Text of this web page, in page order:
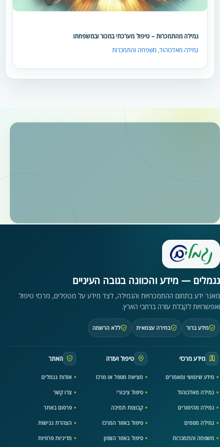
גמילה מהתמכרות – טיפול מערכתי במכור ובמשפחתו
גמילה מאלכוהול, משפחה והתמכרות
נגמלים — מידע והכוונה בגובה העיניים
מאגר ידע בתחום ההתמכרויות והגמילה, לצד מידע על מטפלים, מרכזי טיפול
ואפשרויות לקבלת עזרה ברחבי הארץ.
מידע ברור בחירה עצמאית ללא הרשמה
מידע מרכזי
מידע שימושי ומאמרים
גמילה מאלכוהול
גמילה מהימורים
גמילה מסמים
משפחה והתמכרות
טיפול ועזרה
מציאת מטפל או מרכז
טיפול ציבורי
קבוצות תמיכה
טיפול באזור המרכז
טיפול באזור הצפון
האתר
אודות נגמלים
צרו קשר
פרסום באתר
הצהרת נגישות
מדיניות פרטיות